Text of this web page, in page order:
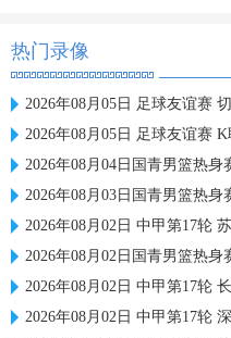
热门录像
2026年08月05日 足球友谊赛
2026年08月05日 足球友谊赛
2026年08月04日国青男篮热身赛 中
2026年08月03日国青男篮热身赛
2026年08月02日 中甲第17轮
2026年08月02日国青男篮热身赛
2026年08月02日 中甲第17轮
2026年08月02日 中甲第17轮